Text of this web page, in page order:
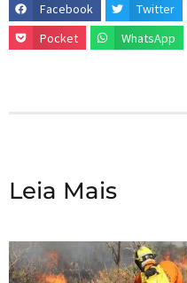
Facebook Twitter
Pocket
WhatsApp
Leia Mais